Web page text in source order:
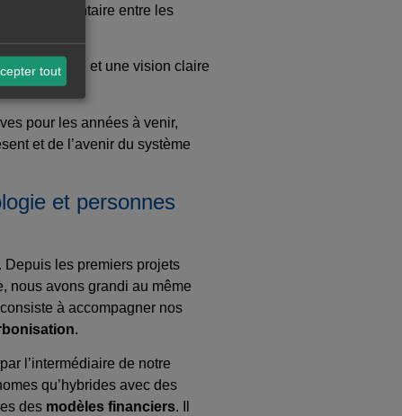
réglementaire entre les
l’innovation et une vision claire
pour les années à venir,
et de l’avenir du système
et personnes
Depuis les premiers projets
nous avons grandi au même
à accompagner nos
.
l’intermédiaire de notre
qu’hybrides avec des
des modèles financiers. Il
tout